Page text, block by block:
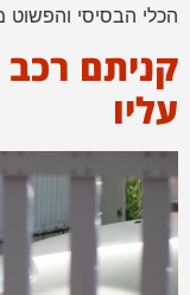
הכלי הבסיסי והפשוט
קניתם
עליו